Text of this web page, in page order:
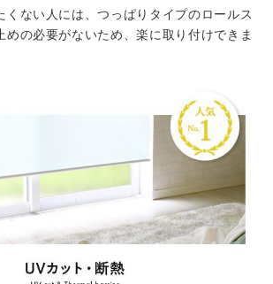
くない人には、つっぱりタイプのロールス
めの必要がないため、楽に取り付けできま